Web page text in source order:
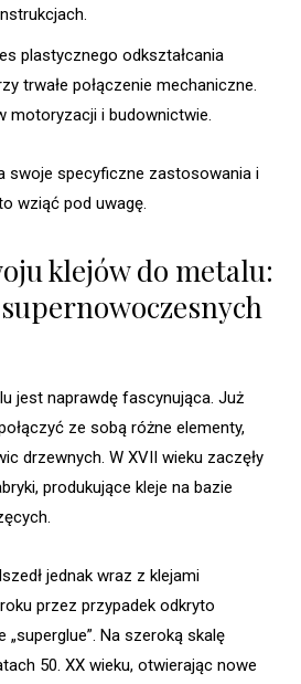
plastycznego odkształcania
trwałe połączenie mechaniczne.
motoryzacji i budownictwie.
swoje specyficzne zastosowania i
wziąć pod uwagę.
klejów do metalu:
jest naprawdę fascynująca. Już
ze sobą różne elementy,
drzewnych. W XVII wieku zaczęły
produkujące kleje na bazie
jednak wraz z klejami
przez przypadek odkryto
„superglue”. Na szeroką skalę
50. XX wieku, otwierając nowe